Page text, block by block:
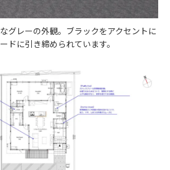
グレーの外観。ブラックをアクセントに
ドに引き締められています。